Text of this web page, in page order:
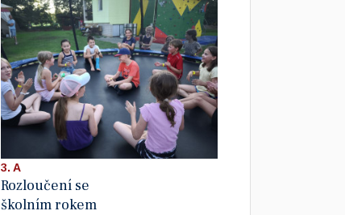
3. A
Rozloučení se
školním rokem